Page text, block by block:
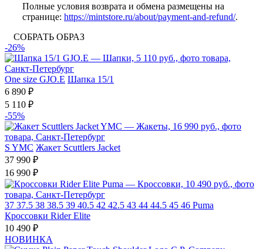
Полные условия возврата и обмена размещены на
странице: https://mintstore.ru/about/payment-and-refund/.
СОБРАТЬ ОБРАЗ
-26%
One size GJO.E Шапка 15/1
6 890 ₽
5 110 ₽
-55%
S YMC Жакет Scuttlers Jacket
37 990 ₽
16 990 ₽
37 37.5 38 38.5 39 40.5 42 42.5 43 44 44.5 45 46 Puma
Кроссовки Rider Elite
10 490 ₽
НОВИНКА